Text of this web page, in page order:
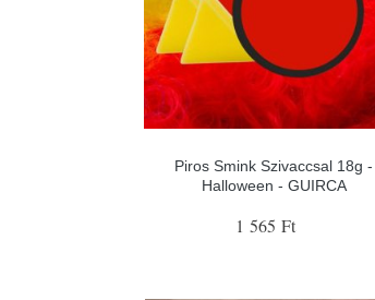
Piros Smink Szivaccsal 18g -
Halloween - GUIRCA
1 565 Ft